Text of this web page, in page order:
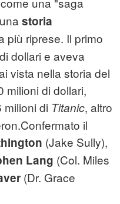
storia
più riprese. Il primo
dollari e aveva
vista nella storia del
milioni di dollari,
milioni di Titanic, altro
il
(Jake Sully),
Lang (Col. Miles
(Dr. Grace